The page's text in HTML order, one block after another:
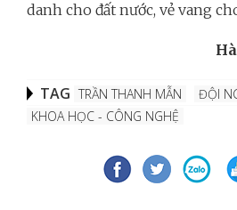
danh cho đất nước, vẻ vang
TAG TRẦN THANH MẪN
ĐỘI
KHOA HỌC - CÔNG NGHỆ